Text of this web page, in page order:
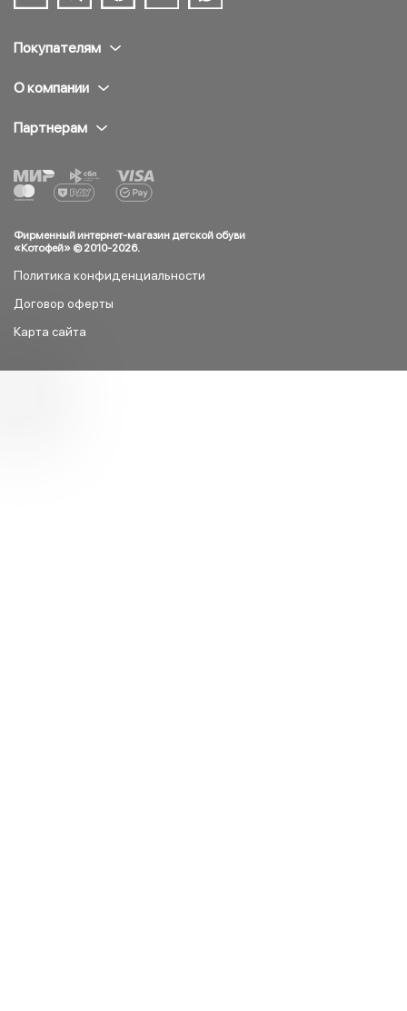
Покупателям
О компании
Партнерам
Фирменный интернет-магазин детской обуви
«Котофей» © 2010-2026.
Политика конфиденциальности
Договор оферты
Карта сайта